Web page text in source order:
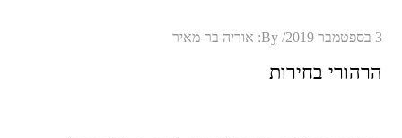
Posted
3 בספטמבר 2019 By: אוריה בר-מאיר
הרהורי בחירות